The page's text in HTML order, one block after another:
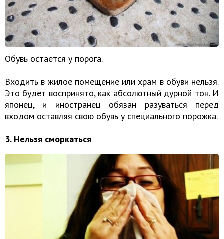
Обувь остается у порога.
Входить в жилое помещение или храм в обуви нельзя.
Это будет воспринято, как абсолютный дурной тон. И
японец, и иностранец обязан разуваться перед
входом оставляя свою обувь у специального порожка.
3. Нельзя сморкаться